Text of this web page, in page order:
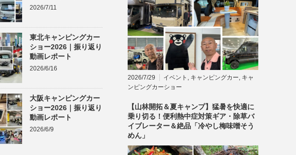
2026/7/11
東北キャンピングカー
ショー2026｜振り返り
動画レポート
2026/6/16
大阪キャンピングカー
ショー2026｜振り返り
動画レポート
2026/6/9
2026/7/29 イベント , キャンピングカー, キャ
ンピングカーショー
【山林開拓＆夏キャンプ】猛暑を快適に
乗り切る！便利熱中症対策ギア・除草バ
イブレーター＆絶品「冷やし梅味噌そう
めん」